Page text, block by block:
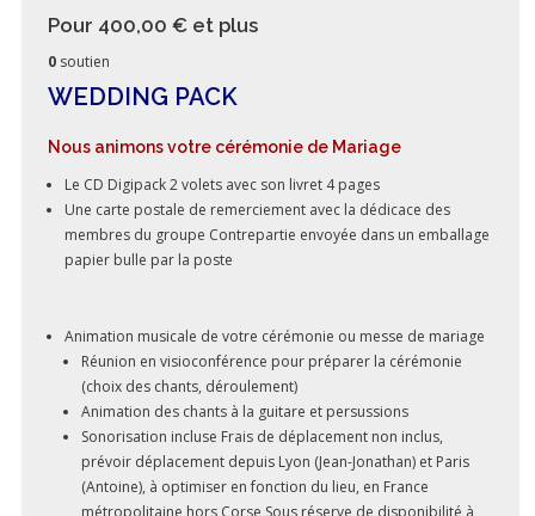
Pour 400,00 € et plus
0 soutien
WEDDING PACK
Nous animons votre cérémonie de Mariage
Le CD Digipack 2 volets avec son livret 4 pages
Une carte postale de remerciement avec la dédicace des
membres du groupe Contrepartie envoyée dans un emballage
papier bulle par la poste
Animation musicale de votre cérémonie ou messe de mariage
Réunion en visioconférence pour préparer la cérémonie
(choix des chants, déroulement)
Animation des chants à la guitare et persussions
Sonorisation incluse Frais de déplacement non inclus,
prévoir déplacement depuis Lyon (Jean-Jonathan) et Paris
(Antoine), à optimiser en fonction du lieu, en France